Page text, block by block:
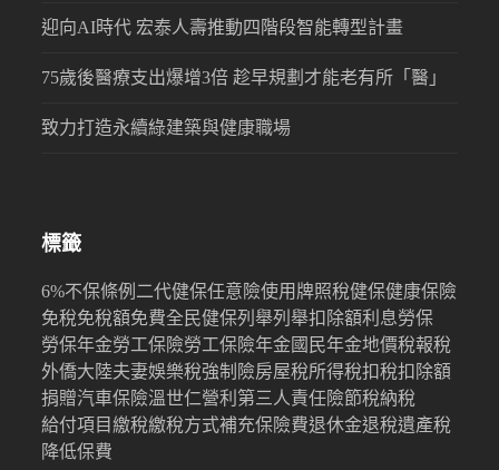
迎向AI時代 宏泰人壽推動四階段智能轉型計畫
75歲後醫療支出爆增3倍 趁早規劃才能老有所「醫」
致力打造永續綠建築與健康職場
標籤
6%不保條例 二代健保任意險使用牌照稅健保健康保險
免稅免稅額免費全民健保列舉列舉扣除額利息勞保
勞保年金勞工保險勞工保險年金國民年金地價稅報稅
外僑大陸夫妻娛樂稅強制險房屋稅所得稅扣稅扣除額
捐贈汽車保險溫世仁營利 第三人責任險節稅納稅
給付項目繳稅繳稅方式補充保險費退休金退稅遺產稅
降低保費